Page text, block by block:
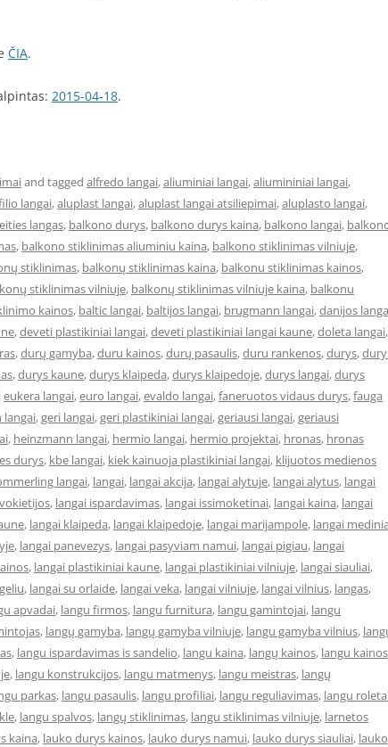
ČIA.
2015-04-18.
and tagged alfredo langai,aliuminiai langai,aliumininiai langai,
langai,aluplast langai,aluplast langai atsiliepimai,aluplasto langai,
langas, balkono durys, balkono durys kaina, balkono langai,
, balkono stiklinimas aliuminiu kaina, balkono stiklinimas vilniuje,
stiklinimas, balkonų stiklinimas kaina, balkonu stiklinimas kainos,
stiklinimas vilniuje, balkonų stiklinimas vilniuje kaina, balkonu
kainos, baltic langai, baltijos langai, brugmann langai,danijos
,deveti plastikiniai langai,deveti plastikiniai langai kaune,doleta langai,
,durų gamyba,duru kainos,durų pasaulis,duru rankenos,durys,
,durys kaune,durys klaipeda,durys klaipedoje,durys langai,durys
,eukera langai,euro langai,evaldo langai,faneruotos vidaus durys,fauga
langai,geri langai,geri plastikiniai langai,geriausi langai,geriausi
, heinzmann langai, hermio langai, hermio projektai, hronas, hronas
durys, kbe langai, kiek kainuoja plastikiniai langai, klijuotos medienos
langai, langai, langai akcija, langai alytuje, langai alytus, langai
, langai ispardavimas, langai issimoketinai, langai kaina, langai
, langai klaipeda, langai klaipedoje, langai marijampole, langai
, langai panevezys, langai pasyviam namui, langai pigiau, langai
, langai plastikiniai kaune, langai plastikiniai vilniuje, langai siauliai,
, langai su orlaide, langai veka, langai vilniuje, langai vilnius, langas,
apvadai, langu firmos, langu furnitura, langu gamintojai, langu
, langų gamyba, langų gamyba vilniuje, langu gamyba vilnius,
, langu ispardavimas is sandelio, langu kaina, langų kainos, langu kainos
, langu konstrukcijos, langu matmenys, langu meistras, langų
parkas, langu pasaulis, langu profiliai, langu reguliavimas, langu
, langu spalvos, langų stiklinimas, langu stiklinimas vilniuje, larnetos
kaina, lauko durys kainos, lauko durys namui, lauko durys siauliai, lauko